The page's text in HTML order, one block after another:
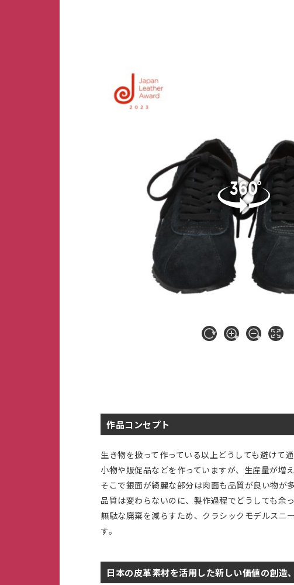
作品コンセプト
生き物を扱って作っている以上どうしても避けて
小物や販促品などを作っていますが、生産量が増
そこで銀面が綺麗な部分は肉面も品質が良い物が
品質は変わらないのに、製作過程でどうしても余
無駄な廃棄を減らすため、クラシックモデルスニ
す。
日本の皮革素材を活用した新しい価値の創造